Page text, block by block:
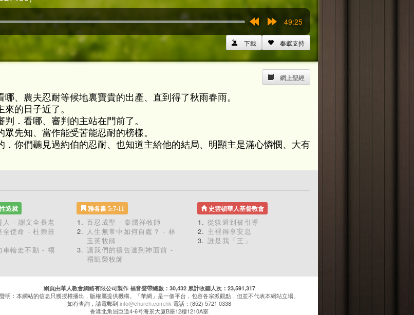
15s
15s
49:25
奉獻支持
下載
網上聖經
、農夫忍耐等候地裏寶貴的出產、直到得了秋雨春雨。
的日子近了。
．看哪、審判的主站在門前了。
先知、當作能受苦能忍耐的榜樣。
你們聽見過約伯的忍耐、也知道主給他的結局、明顯主是滿心憐憫、大有
造就
人 - 謝文全長老
全使命 - 杜崇基
車輪走不動 - 禤
雅各書 5:7-11
百忍成聖 - 秦潤祥牧師
人生無常中如何自處？ - 林
玉英牧師
讓我們的禱告達到神面前 -
禤凱榮牧師
史雲頓華人基督教會
從躲避到被引導
主裡得享安息
誰是我「王」
網頁由華人教會網絡有限公司製作 福音聲帶總數：30,432 累計收聽人次：23,591,317
聲明：本網站的信息只獲授權播出，版權屬提供機構。「華網」是一個平台，包容各宗派觀點，但並不代表本網站立場。
如有查詢，請電郵到info@church.com.hk 電話：(852) 5721 0338
香港北角屈臣道4-6号海景大廈B座12樓1210A室